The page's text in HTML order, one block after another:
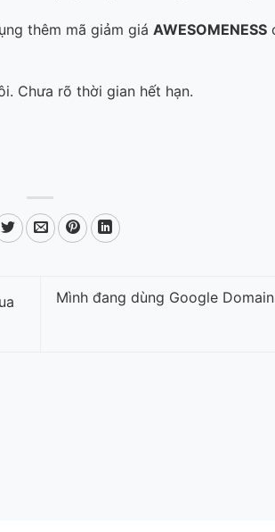
thêm mã giảm giá AWESOMENESS
Chưa rõ thời gian hết hạn.
Mình đang dùng Google